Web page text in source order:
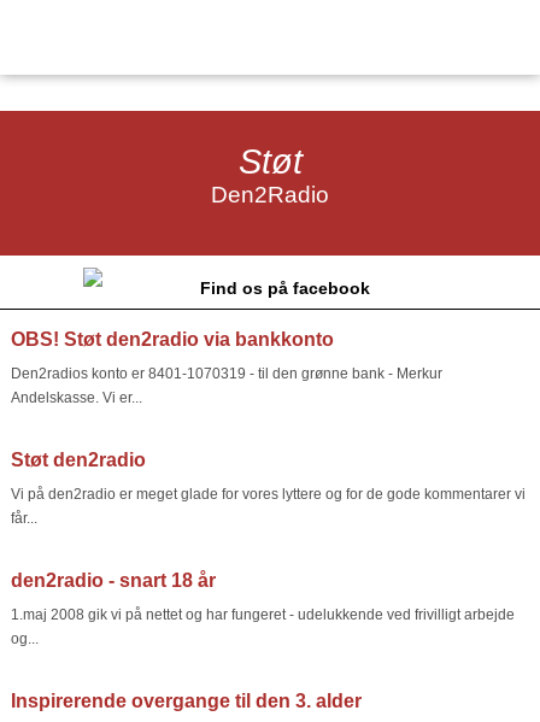
Støt
Den2Radio
Find os på facebook
OBS! Støt den2radio via bankkonto
Den2radios konto er 8401-1070319 - til den grønne bank - Merkur
Andelskasse. Vi er...
Støt den2radio
Vi på den2radio er meget glade for vores lyttere og for de gode kommentarer vi
får...
den2radio - snart 18 år
1.maj 2008 gik vi på nettet og har fungeret - udelukkende ved frivilligt arbejde
og...
Inspirerende overgange til den 3. alder